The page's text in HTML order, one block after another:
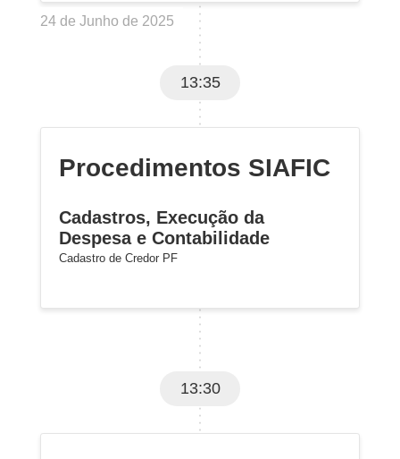
24 de Junho de 2025
13:35
Procedimentos SIAFIC
Cadastros, Execução da
Despesa e Contabilidade
Cadastro de Credor PF
13:30